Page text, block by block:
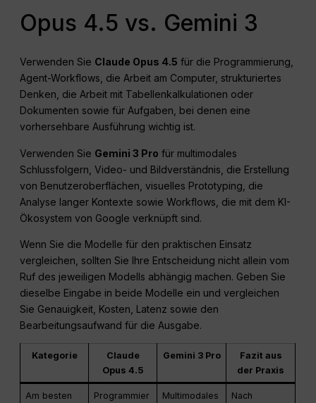
Opus 4.5 vs. Gemini 3
Verwenden Sie Claude Opus 4.5 für die Programmierung,
Agent-Workflows, die Arbeit am Computer, strukturiertes
Denken, die Arbeit mit Tabellenkalkulationen oder
Dokumenten sowie für Aufgaben, bei denen eine
vorhersehbare Ausführung wichtig ist.
Verwenden Sie Gemini 3 Pro für multimodales
Schlussfolgern, Video- und Bildverständnis, die Erstellung
von Benutzeroberflächen, visuelles Prototyping, die
Analyse langer Kontexte sowie Workflows, die mit dem KI-
Ökosystem von Google verknüpft sind.
Wenn Sie die Modelle für den praktischen Einsatz
vergleichen, sollten Sie Ihre Entscheidung nicht allein vom
Ruf des jeweiligen Modells abhängig machen. Geben Sie
dieselbe Eingabe in beide Modelle ein und vergleichen
Sie Genauigkeit, Kosten, Latenz sowie den
Bearbeitungsaufwand für die Ausgabe.
Kategorie
Claude
Opus 4.5
Gemini 3 Pro
Fazit aus
der Praxis
Am besten
Programmier
Multimodales
Nach